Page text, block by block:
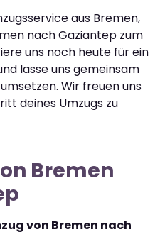
aus Bremen,
nach Gaziantep zum
uns noch heute für ein
lasse uns gemeinsam
Wir freuen uns
deines Umzugs zu
Bremen
von Bremen nach